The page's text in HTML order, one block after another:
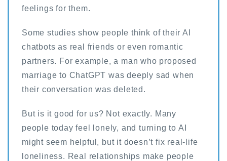
feelings for them.
Some studies show people think of their AI
chatbots as real friends or even romantic
partners. For example, a man who proposed
marriage to ChatGPT was deeply sad when
their conversation was deleted.
But is it good for us? Not exactly. Many
people today feel lonely, and turning to AI
might seem helpful, but it doesn’t fix real-life
loneliness. Real relationships make people